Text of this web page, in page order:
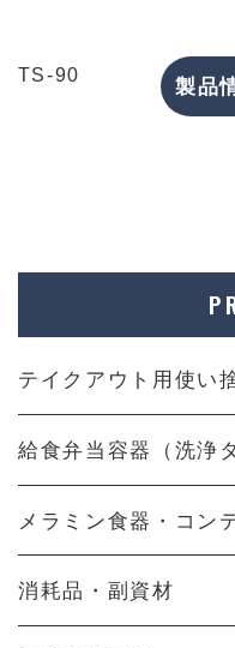
TS-90
製品
テイクアウト用使い
給食弁当容器（洗浄
メラミン食器・コン
消耗品・副資材